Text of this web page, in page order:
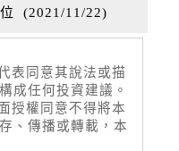
(2021/11/22)
表同意其說法或描
成任何投資建議。
授權同意不得將本
、傳播或轉載，本